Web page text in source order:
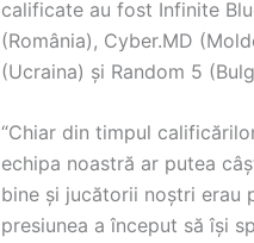
calificate au fost Infinite
(România), Cyber.MD
(Ucraina) și Random 5
“Chiar din timpul
echipa noastră ar putea
bine și jucătorii noștri erau
presiunea a început să își